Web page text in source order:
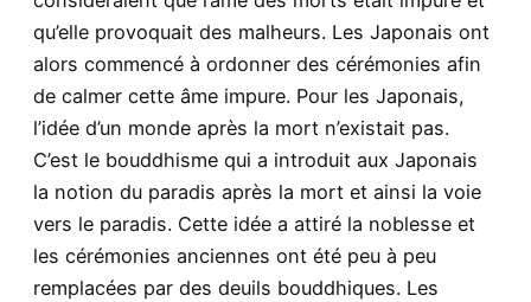
qu’elle provoquait des malheurs. Les Japonais ont
alors commencé à ordonner des cérémonies afin
de calmer cette âme impure. Pour les Japonais,
l’idée d’un monde après la mort n’existait pas.
C’est le bouddhisme qui a introduit aux Japonais
la notion du paradis après la mort et ainsi la voie
vers le paradis. Cette idée a attiré la noblesse et
les cérémonies anciennes ont été peu à peu
remplacées par des deuils bouddhiques. Les